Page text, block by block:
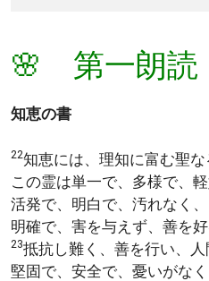
🌸 第一朗読
知恵の書
22知恵には、理知に富む聖な
この霊は単一で、多様で、軽
活発で、明白で、汚れなく、
明確で、害を与えず、善を好
23抵抗し難く、善を行い、人
堅固で、安全で、憂いがなく